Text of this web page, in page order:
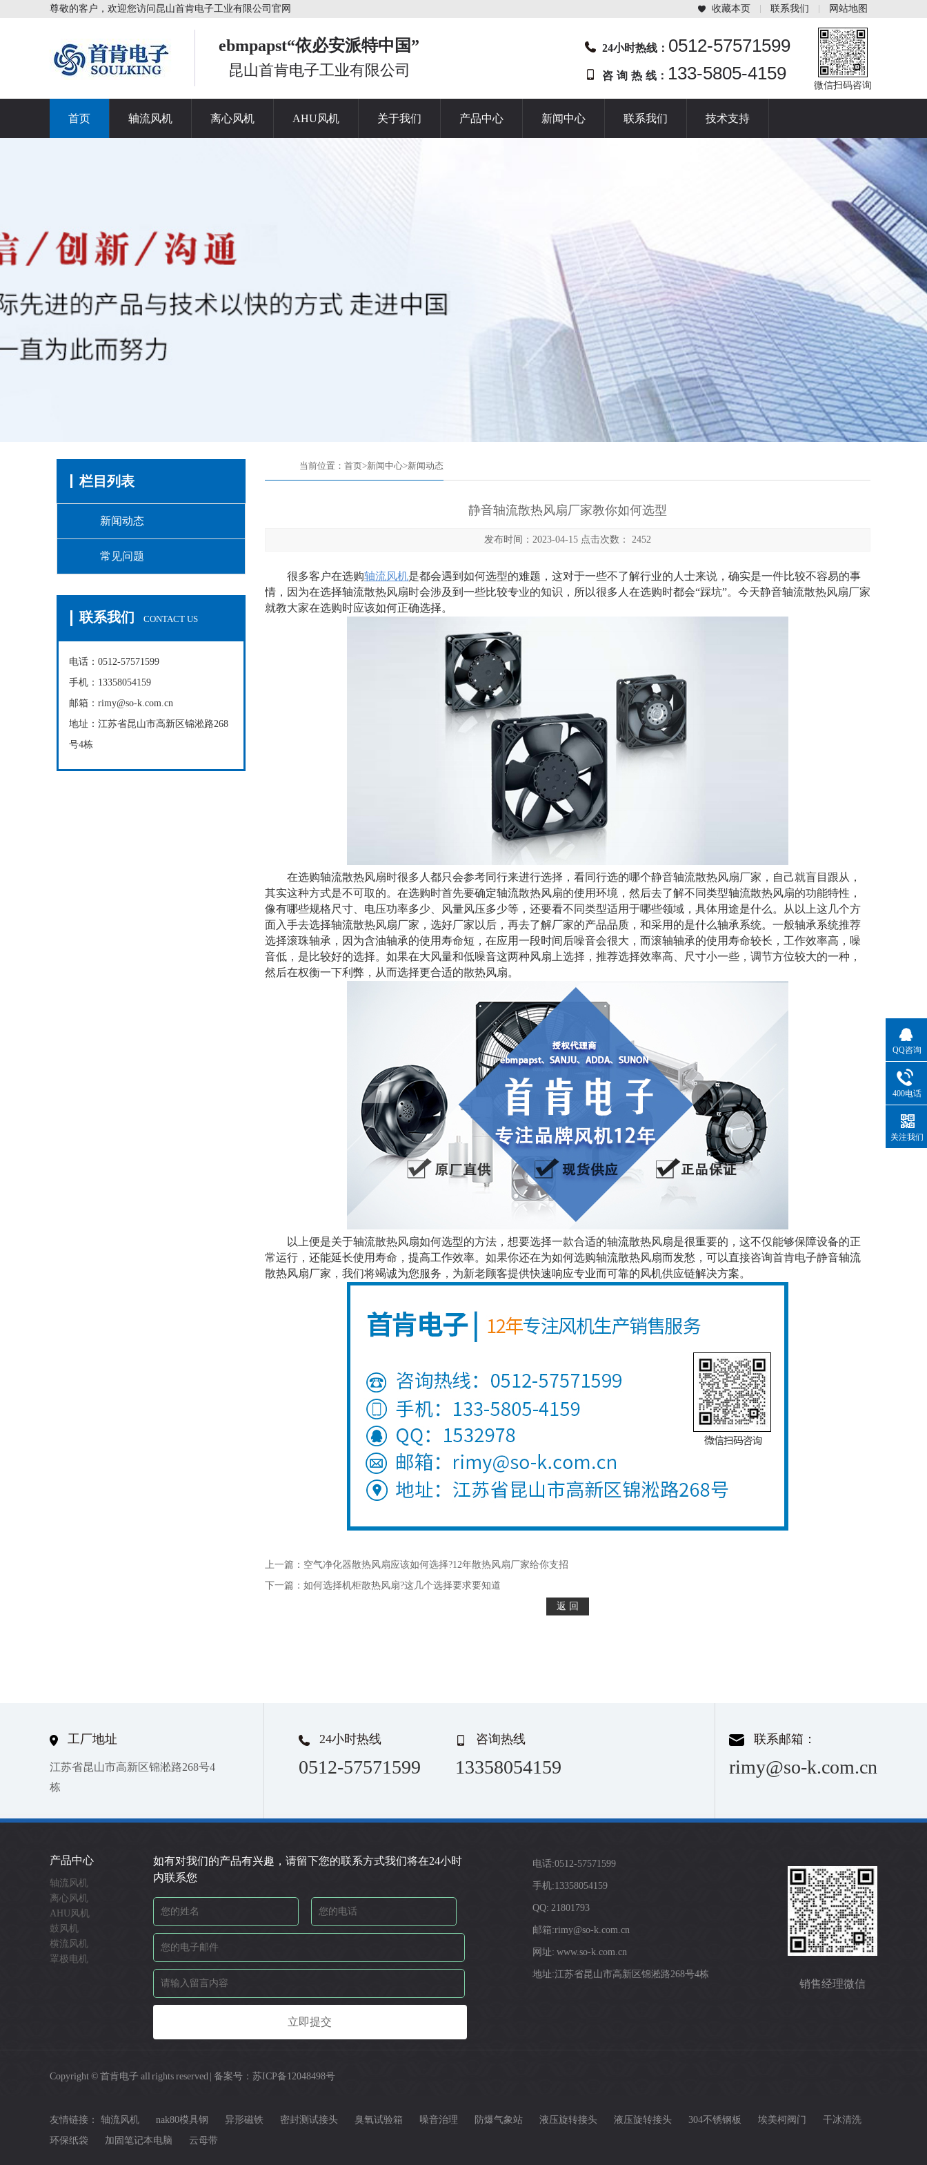
尊敬的客户，欢迎您访问昆山首肯电子工业有限公司官网 收藏本页 联系我们 网站地图
ebmpapst“依必安派特中国”
昆山首肯电子工业有限公司
24小时热线： 0512-57571599
咨 询 热 线： 133-5805-4159
微信扫码咨询
首页 轴流风机 离心风机 AHU风机 关于我们 产品中心 新闻中心 联系我们 技术支持
栏目列表
新闻动态
常见问题
联系我们 CONTACT US
电话：0512-57571599
手机：13358054159
邮箱：rimy@so-k.com.cn
地址：江苏省昆山市高新区锦淞路268
号4栋
当前位置： 首页>新闻中心>新闻动态
静音轴流散热风扇厂家教你如何选型
发布时间：2023-04-15 点击次数： 2452
很多客户在选购轴流风机是都会遇到如何选型的难题，这对于一些不了解行业的人士来说，确实是一件比较不容易的事
情，因为在选择轴流散热风扇时会涉及到一些比较专业的知识，所以很多人在选购时都会“踩坑”。今天静音轴流散热风扇厂家
就教大家在选购时应该如何正确选择。
在选购轴流散热风扇时很多人都只会参考同行来进行选择，看同行选的哪个静音轴流散热风扇厂家，自己就盲目跟从，
其实这种方式是不可取的。在选购时首先要确定轴流散热风扇的使用环境，然后去了解不同类型轴流散热风扇的功能特性，
像有哪些规格尺寸、电压功率多少、风量风压多少等，还要看不同类型适用于哪些领域，具体用途是什么。从以上这几个方
面入手去选择轴流散热风扇厂家，选好厂家以后，再去了解厂家的产品品质，和采用的是什么轴承系统。一般轴承系统推荐
选择滚珠轴承，因为含油轴承的使用寿命短，在应用一段时间后噪音会很大，而滚轴轴承的使用寿命较长，工作效率高，噪
音低，是比较好的选择。如果在大风量和低噪音这两种风扇上选择，推荐选择效率高、尺寸小一些，调节方位较大的一种，
然后在权衡一下利弊，从而选择更合适的散热风扇。
以上便是关于轴流散热风扇如何选型的方法，想要选择一款合适的轴流散热风扇是很重要的，这不仅能够保障设备的正
常运行，还能延长使用寿命，提高工作效率。如果你还在为如何选购轴流散热风扇而发愁，可以直接咨询首肯电子静音轴流
散热风扇厂家，我们将竭诚为您服务，为新老顾客提供快速响应专业而可靠的风机供应链解决方案。
上一篇： 空气净化器散热风扇应该如何选择?12年散热风扇厂家给你支招
下一篇： 如何选择机柜散热风扇?这几个选择要求要知道
工厂地址
江苏省昆山市高新区锦淞路268号4
栋
24小时热线
0512-57571599
咨询热线
13358054159
联系邮箱：
rimy@so-k.com.cn
产品中心
轴流风机
离心风机
AHU风机
鼓风机
横流风机
罩极电机
如有对我们的产品有兴趣，请留下您的联系方式我们将在24小时
内联系您
电话:0512-57571599
手机:13358054159
QQ: 21801793
邮箱:rimy@so-k.com.cn
网址: www.so-k.com.cn
地址:江苏省昆山市高新区锦淞路268号4栋
销售经理微信
Copyright © 首肯电子 all rights reserved | 备案号： 苏ICP备12048498号
友情链接： 轴流风机 nak80模具钢 异形磁铁 密封测试接头 臭氧试验箱 噪音治理 防爆气象站 液压旋转接头 液压旋转接头 304不锈钢板 埃美柯阀门
干冰清洗
环保纸袋
加固笔记本电脑 云母带
QQ咨询
400电话
关注我们